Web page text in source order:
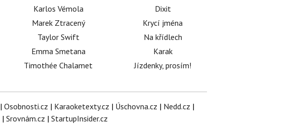
Karlos Vémola
Marek Ztracený
Taylor Swift
Emma Smetana
Timothée Chalamet
Dixit
Krycí jména
Na křídlech
Karak
Jízdenky, prosím!
| Osobnosti.cz | Karaoketexty.cz | Úschovna.cz | Nedd.cz |
| Srovnám.cz | StartupInsider.cz